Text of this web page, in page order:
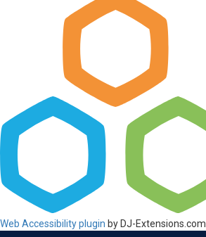
Web Accessibility plugin by DJ-Extensions.com